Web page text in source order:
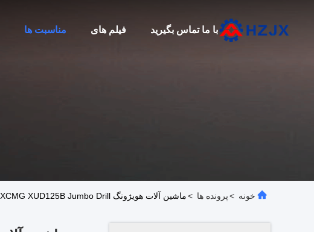
مناسبت ها فیلم های با ما تماس بگیرید
خونه >پرونده ها >ماشین آلات هویژونگ XCMG XUD125B Jumbo Drill را به معدن های هانژونگ Baoyu Xingsheng تحویل می دهد